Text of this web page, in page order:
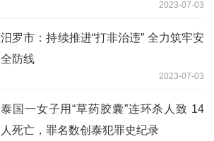
2023-07-03
汨罗市：持续推进“打非治违” 全力筑牢安
全防线
2023-07-03
泰国一女子用“草药胶囊”连环杀人致 14
人死亡，罪名数创泰犯罪史纪录